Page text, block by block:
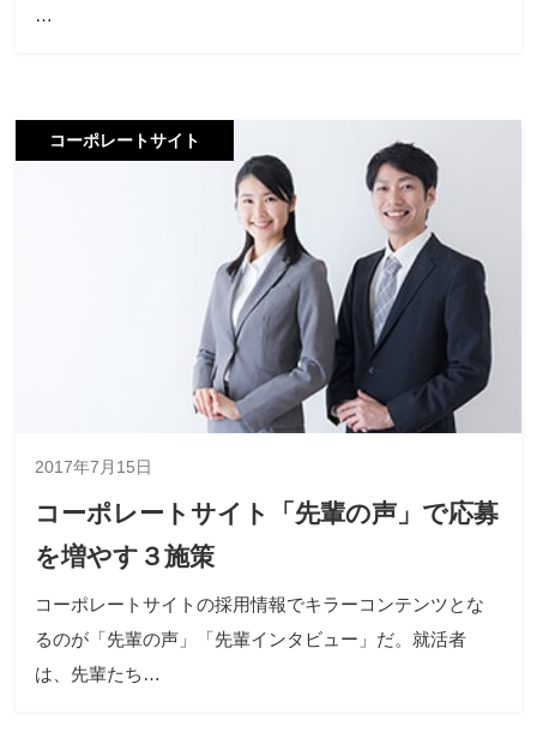
…
コーポレートサイト
2017年7月15日
コーポレートサイト「先輩の声」で応募
を増やす３施策
コーポレートサイトの採用情報でキラーコンテンツとな
るのが「先輩の声」「先輩インタビュー」だ。就活者
は、先輩たち…